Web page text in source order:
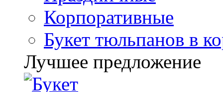
Корпоративные
Букет тюльпанов в
Лучшее предложение